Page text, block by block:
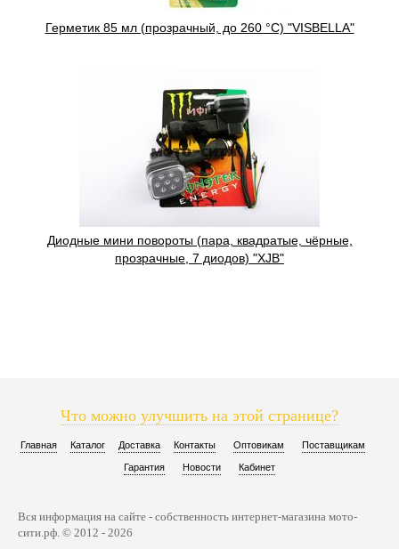
Герметик 85 мл (прозрачный, до 260 °С) "VISBELLA"
Диодные мини повороты (пара, квадратые, чёрные,
прозрачные, 7 диодов) "XJB"
Что можно улучшить на этой странице?
Главная Каталог Доставка Контакты Оптовикам Поставщикам
Гарантия Новости Кабинет
Вся информация на сайте - собственность интернет-магазина мото-
сити.рф. © 2012 - 2026